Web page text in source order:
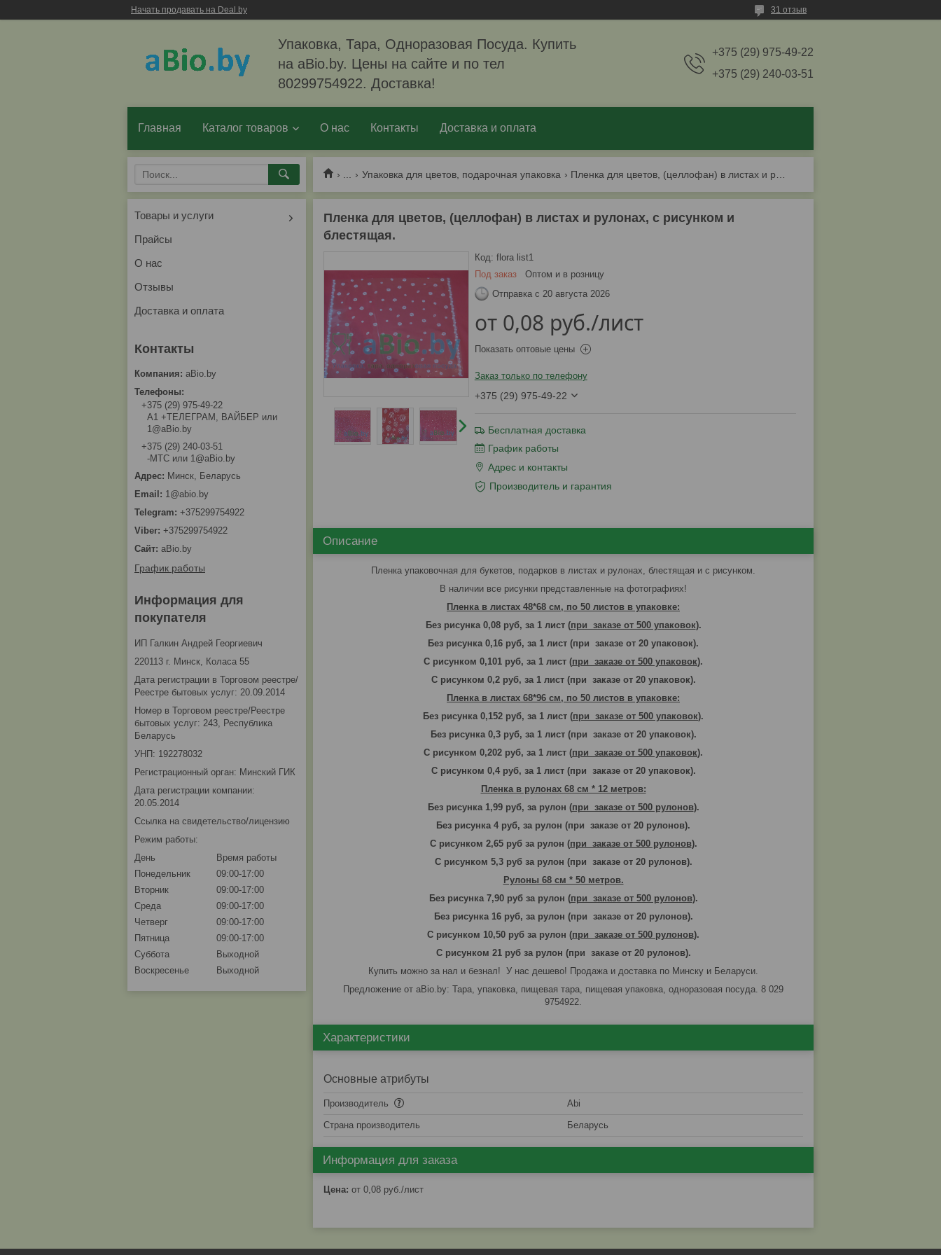
Начать продавать на Deal.by 31 отзыв
Упаковка, Тара, Одноразовая Посуда. Купить
на aBio.by. Цены на сайте и по тел
80299754922. Доставка!
+375 (29) 975-49-22
+375 (29) 240-03-51
Главная Каталог товаров О нас Контакты Доставка и оплата
Упаковка для цветов, подарочная упаковка
Пленка для цветов, (целлофан) в листах и рулонах, с рисунком и
блестящая.
Под заказ Оптом и в розницу
Код: flora list1
Отправка с 20 августа 2026
от 0,08 руб./лист
Показать оптовые цены
Заказ только по телефону
+375 (29) 975-49-22
Бесплатная доставка
График работы
Адрес и контакты
Производитель и гарантия
Описание
Пленка упаковочная для букетов, подарков в листах и рулонах, блестящая и с рисунком.
В наличии все рисунки представленные на фотографиях!
Пленка в листах 48*68 см, по 50 листов в упаковке:
Без рисунка 0,08 руб, за 1 лист (при заказе от 500 упаковок).
Без рисунка 0,16 руб, за 1 лист (при заказе от 20 упаковок).
С рисунком 0,101 руб, за 1 лист (при заказе от 500 упаковок).
С рисунком 0,2 руб, за 1 лист (при заказе от 20 упаковок).
Пленка в листах 68*96 см, по 50 листов в упаковке:
Без рисунка 0,152 руб, за 1 лист (при заказе от 500 упаковок).
Без рисунка 0,3 руб, за 1 лист (при заказе от 20 упаковок).
С рисунком 0,202 руб, за 1 лист (при заказе от 500 упаковок).
С рисунком 0,4 руб, за 1 лист (при заказе от 20 упаковок).
Пленка в рулонах 68 см * 12 метров:
Без рисунка 1,99 руб, за рулон (при заказе от 500 рулонов).
Без рисунка 4 руб, за рулон (при заказе от 20 рулонов).
С рисунком 2,65 руб за рулон (при заказе от 500 рулонов).
С рисунком 5,3 руб за рулон (при заказе от 20 рулонов).
Рулоны 68 см * 50 метров.
Без рисунка 7,90 руб за рулон (при заказе от 500 рулонов).
Без рисунка 16 руб, за рулон (при заказе от 20 рулонов).
С рисунком 10,50 руб за рулон (при заказе от 500 рулонов).
С рисунком 21 руб за рулон (при заказе от 20 рулонов).
Купить можно за нал и безнал! У нас дешево! Продажа и доставка по Минску и Беларуси.
Предложение от aBio.by: Тара, упаковка, пищевая тара, пищевая упаковка, одноразовая посуда. 8 029
9754922.
Характеристики
Основные атрибуты
Производитель Abi
Страна производитель Беларусь
Информация для заказа
Цена: от 0,08 руб./лист
Товары и услуги
Прайсы
О нас
Отзывы
Доставка и оплата
aBio.by
+375 (29) 975-49-22
A1 +ТЕЛЕГРАМ, ВАЙБЕР или
1@aBio.by
+375 (29) 240-03-51
-МТС или 1@aBio.by
Минск, Беларусь
1@abio.by
+375299754922
+375299754922
aBio.by
График работы
Информация для
покупателя
ИП Галкин Андрей Георгиевич
220113 г. Минск, Коласа 55
Дата регистрации в Торговом реестре/
Реестре бытовых услуг: 20.09.2014
Номер в Торговом реестре/Реестре
бытовых услуг: 243, Республика
Беларусь
УНП: 192278032
Регистрационный орган: Минский ГИК
Дата регистрации компании:
20.05.2014
Ссылка на свидетельство/лицензию
Режим работы:
День
Время работы
Понедельник
09:00-17:00
Вторник
09:00-17:00
Среда
09:00-17:00
Четверг
09:00-17:00
Пятница
09:00-17:00
Суббота
Выходной
Воскресенье
Выходной